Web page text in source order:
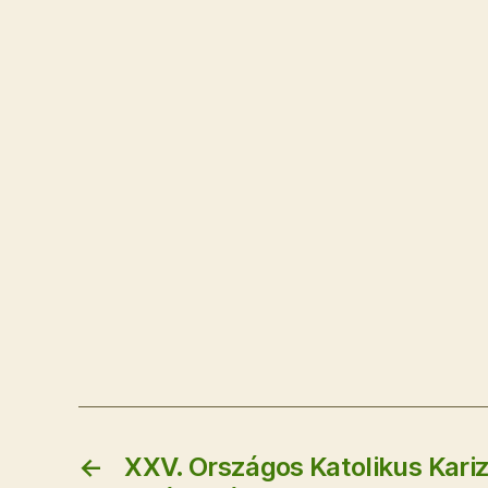
←
XXV. Országos Katolikus